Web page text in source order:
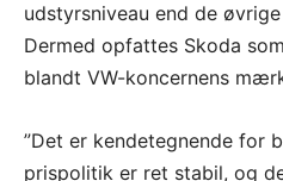
udstyrsniveau end de
Dermed opfattes Skoda
blandt VW-koncernens
”Det er kendetegnende for
prispolitik er ret stabil, og